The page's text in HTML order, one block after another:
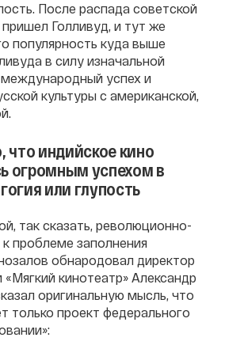
После распада советской
Голливуд, и тут же
популярность куда выше
в силу изначальной
успех и
культуры с американской,
что индийское кино
огромным успехом в
или глупость
так сказать, революционно-
проблеме заполнения
обнародовал директор
«Мягкий кинотеатр» Александр
оригинальную мысль, что
только проект федерального